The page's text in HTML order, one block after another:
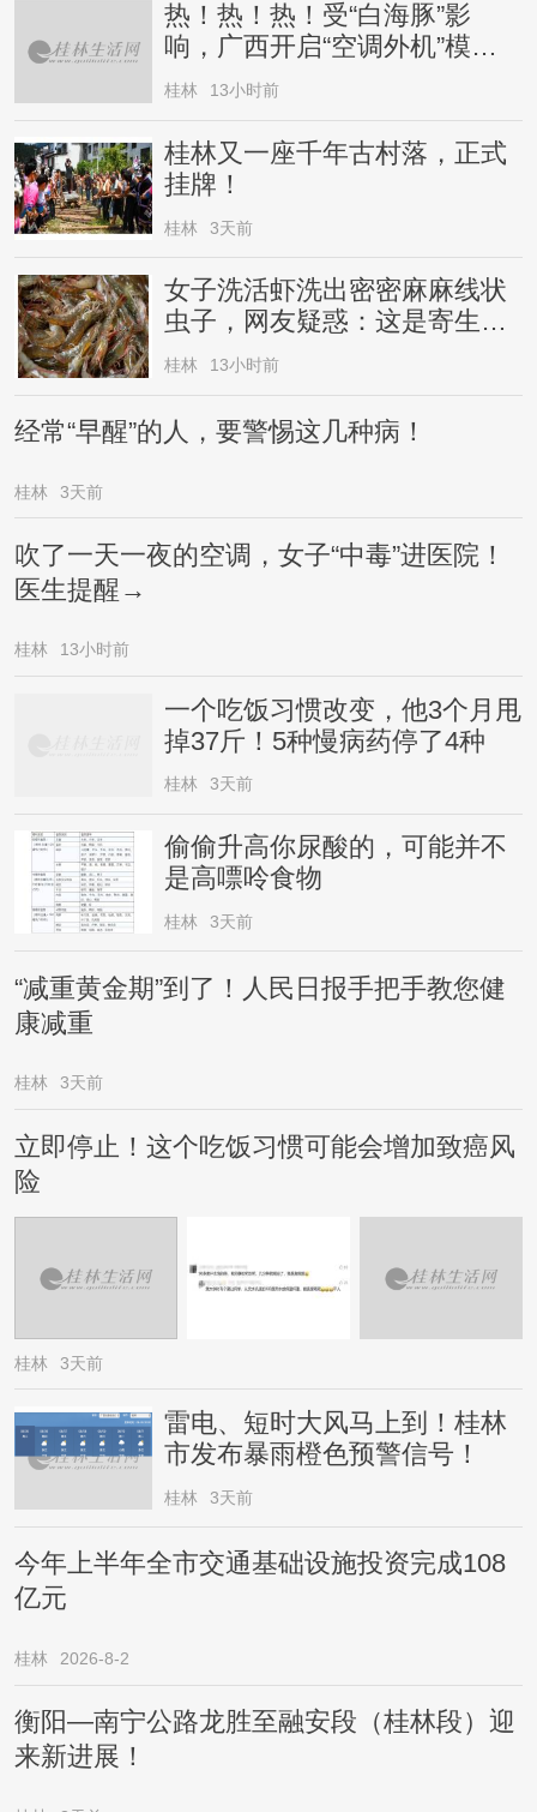
热！热！热！受“白海豚”影
响，广西开启“空调外机”模
式，局地气温直冲38℃
桂林 13小时前
桂林又一座千年古村落，正式
挂牌！
桂林 3天前
女子洗活虾洗出密密麻麻线状
虫子，网友疑惑：这是寄生虫
还是虾崽？医生提醒→
桂林 13小时前
经常“早醒”的人，要警惕这几种病！
桂林 3天前
吹了一天一夜的空调，女子“中毒”进医院！
医生提醒→
桂林 13小时前
一个吃饭习惯改变，他3个月甩
掉37斤！5种慢病药停了4种
桂林 3天前
偷偷升高你尿酸的，可能并不
是高嘌呤食物
桂林 3天前
“减重黄金期”到了！人民日报手把手教您健
康减重
桂林 3天前
立即停止！这个吃饭习惯可能会增加致癌风
险
桂林 3天前
雷电、短时大风马上到！桂林
市发布暴雨橙色预警信号！
桂林 3天前
今年上半年全市交通基础设施投资完成108
亿元
桂林 2026-8-2
衡阳—南宁公路龙胜至融安段（桂林段）迎
来新进展！